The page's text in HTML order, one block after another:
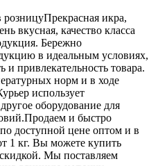
розницуПрекрасная икра,
вкусная, качество класса
Бережно
в идеальным условиях,
и привлекательность товара.
норм и в ходе
использует
оборудование для
Продаем и быстро
доступной цене оптом и в
1 кг. Вы можете купить
Мы поставляем